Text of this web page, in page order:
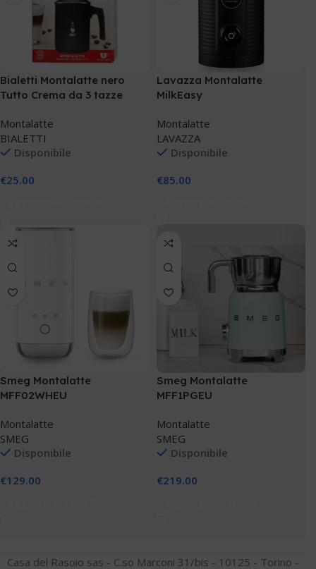
Bialetti Montalatte nero
Tutto Crema da 3 tazze
Montalatte
BIALETTI
Disponibile
€25.00
Lavazza Montalatte
MilkEasy
Montalatte
LAVAZZA
Disponibile
€85.00
Smeg Montalatte
MFF02WHEU
Montalatte
SMEG
Disponibile
€129.00
Smeg Montalatte
MFF1PGEU
Montalatte
SMEG
Disponibile
€219.00
Casa del Rasoio sas - C.so Marconi 31/bis - 10125 - Torino -